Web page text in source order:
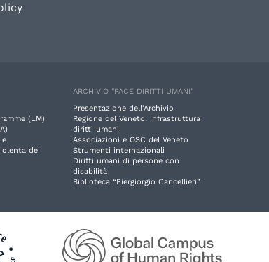
(LM)
e
dei
ARCHIVIO "PACE DIRITTI UMANI"
Presentazione dell'Archivio
Regione del Veneto: infrastruttura
diritti umani
Associazioni e OSC del Veneto
Strumenti internazionali
Diritti umani di persone con
disabilità
Biblioteca “Piergiorgio Cancellieri”